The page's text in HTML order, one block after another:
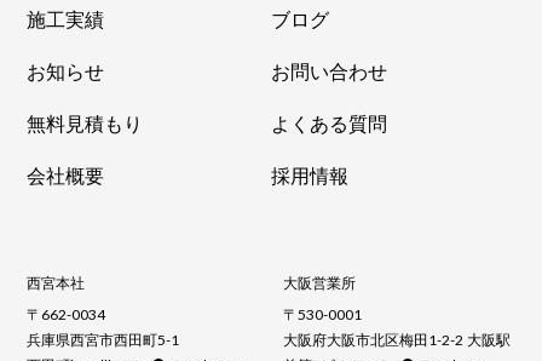
施工実績
ブログ
お知らせ
お問い合わせ
無料見積もり
よくある質問
会社概要
採用情報
西宮本社
〒662-0034
兵庫県西宮市西田町5-1
大阪営業所
〒530-0001
大阪府大阪市北区梅田1-2-2 大阪駅